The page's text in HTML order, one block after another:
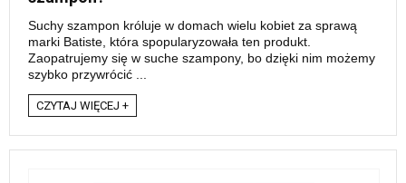
Suchy szampon króluje w domach wielu kobiet za sprawą
marki Batiste, która spopularyzowała ten produkt.
Zaopatrujemy się w suche szampony, bo dzięki nim możemy
szybko przywrócić ...
CZYTAJ WIĘCEJ +